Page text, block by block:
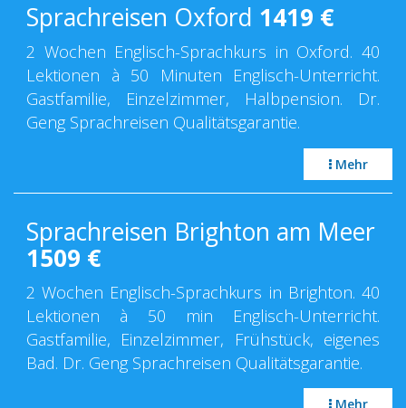
Sprachreisen Oxford 1419 €
2 Wochen Englisch-Sprachkurs in Oxford. 40
Lektionen à 50 Minuten Englisch-Unterricht.
Gastfamilie, Einzelzimmer, Halbpension. Dr.
Geng Sprachreisen Qualitätsgarantie.
Mehr
Sprachreisen Brighton am Meer
1509 €
2 Wochen Englisch-Sprachkurs in Brighton. 40
Lektionen à 50 min Englisch-Unterricht.
Gastfamilie, Einzelzimmer, Frühstück, eigenes
Bad. Dr. Geng Sprachreisen Qualitätsgarantie.
Mehr